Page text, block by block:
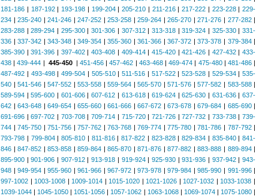
181-186 | 187-192| 193-198 | 199-204| 205-210 | 211-216| 217-222 | 223-228| 229-
234 |235-240 |241-246 |247-252 |253-258 |259-264 |265-270 |271-276 | 277-282|
283-288 |289-294 | 295-300|301-306 | 307-312| 313-318|319-324 | 325-330| 331-
336 |337-342 |343-348 |349-354 |355-360 |361-366 |367-372 |373-378 | 379-384|
385-390 |391-396 | 397-402|403-408 | 409-414| 415-420|421-426 | 427-432| 433-
438 |439-444 | 445-450 |451-456 |457-462 | 463-468|469-474 | 475-480| 481-486|
487-492 | 493-498| 499-504 | 505-510| 511-516 | 517-522| 523-528 | 529-534| 535-
540 |541-546 |547-552 |553-558 |559-564 |565-570 |571-576 |577-582 | 583-588|
589-594 |595-600 | 601-606|607-612 | 613-618| 619-624|625-630 | 631-636| 637-
642 |643-648 |649-654 |655-660 |661-666 |667-672 |673-678 |679-684 | 685-690|
691-696 |697-702 | 703-708|709-714 | 715-720| 721-726|727-732 | 733-738| 739-
744 |745-750 |751-756 |757-762 |763-768 |769-774 |775-780 |781-786 | 787-792|
793-798 | 799-804| 805-810 | 811-816| 817-822 | 823-828| 829-834 | 835-840| 841-
846 |847-852 |853-858 |859-864 |865-870 |871-876 |877-882 |883-888 | 889-894|
895-900 |901-906 | 907-912|913-918 | 919-924| 925-930|931-936 | 937-942| 943-
948 |949-954 |955-960 |961-966 |967-972 |973-978 |979-984 |985-990 | 991-996|
997-1002 | 1003-1008 | 1009-1014 | 1015-1020 | 1021-1026 | 1027-1032 | 1033-1038 |
1039-1044 | 1045-1050 | 1051-1056 | 1057-1062 | 1063-1068| 1069-1074| 1075-1080|